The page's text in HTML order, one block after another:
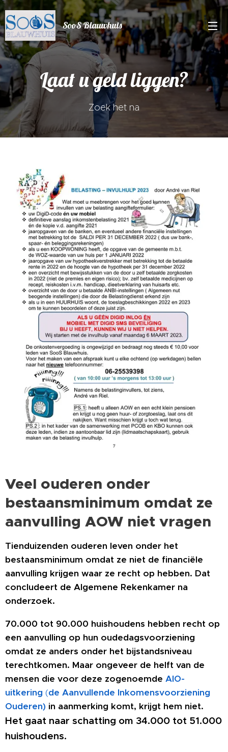
SooS Blauwhuis
Laat u geld liggen?
Zoek het na
Veel ouderen onder
bestaansminimum omdat ze
aanvulling AOW niet vragen
Tienduizenden ouderen leven onder het
bestaansminimum omdat ze niet de financiële
aanvulling krijgen waar ze recht op hebben. Dat
concludeert de Algemene Rekenkamer na
onderzoek.
70.000 tot 90.000 huishoudens hebben recht op
een aanvulling op hun oudedagsvoorziening
omdat ze anders onder het bijstandsniveau
terechtkomen. Maar ongeveer de helft van de
mensen die voor deze zogenoemde AIO-
uitkering (de Aanvullende Inkomensvoorziening
Ouderen) in aanmerking komt, krijgt hem niet.
Het gaat naar schatting om 34.000 tot 51.000
huishoudens.